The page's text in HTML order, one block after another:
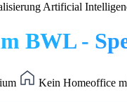
Artificial
BWL -
Kein Homeoffice